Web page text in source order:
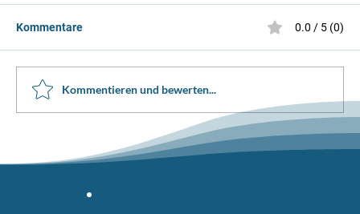
Kommentare 0.0 / 5 (0)
Kommentieren und bewerten...